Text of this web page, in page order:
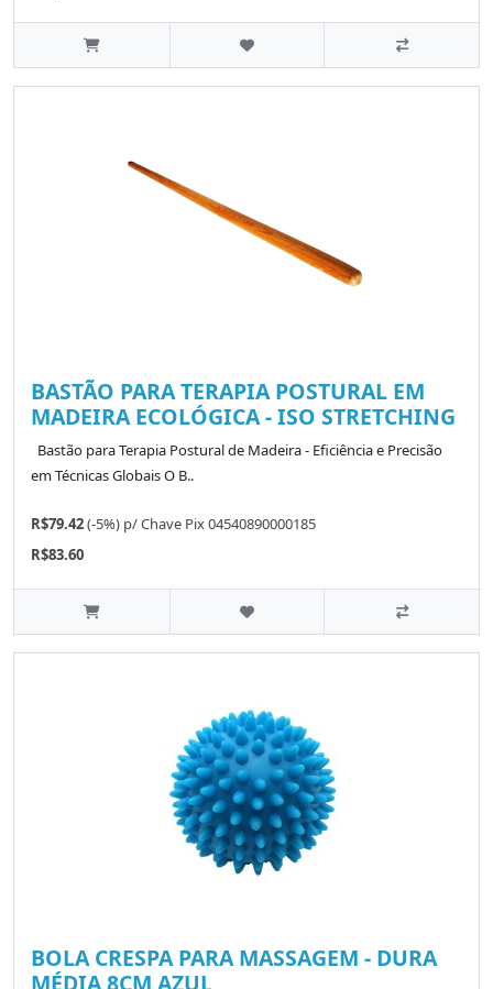
BASTÃO PARA TERAPIA POSTURAL EM
MADEIRA ECOLÓGICA - ISO STRETCHING
Bastão para Terapia Postural de Madeira - Eficiência e Precisão
em Técnicas Globais O B..
R$79.42(-5%) p/Chave Pix 04540890000185
R$83.60
BOLA CRESPA PARA MASSAGEM - DURA
MÉDIA 8CM AZUL